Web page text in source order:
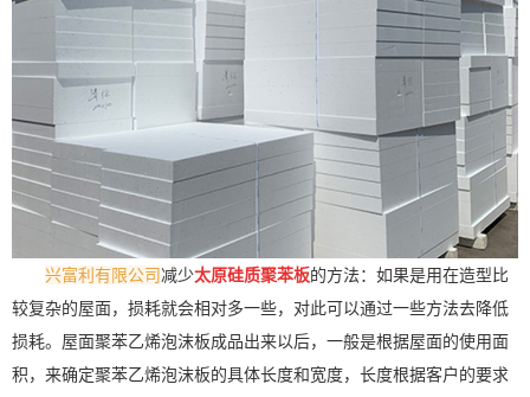
兴富利有限公司减少太原硅质聚苯板的方法：如果是用在造型比
较复杂的屋面，损耗就会相对多一些，对此可以通过一些方法去降低
损耗。屋面聚苯乙烯泡沫板成品出来以后，一般是根据屋面的使用面
积，来确定聚苯乙烯泡沫板的具体长度和宽度，长度根据客户的要求